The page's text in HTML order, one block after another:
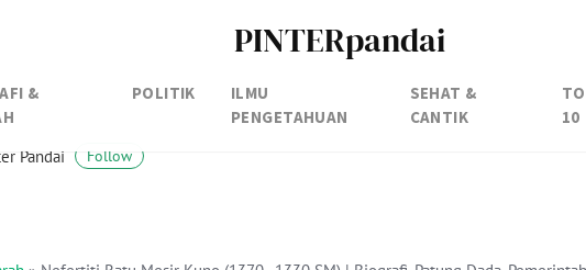
PINTERpandai
&
POLITIK
ILMU
PENGETAHUAN
SEHAT &
CANTIK
10
Pandai Follow